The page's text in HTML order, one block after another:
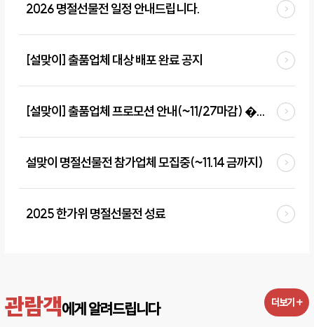
2026 명절선물전 일정 안내드립니다.
[설맞이] 출품업체 대상 배포 완료 공지
[설맞이] 출품업체 프로모션 안내(~11/27마감) �...
설맞이 명절선물전 참가업체 모집중(~11.14 금까지)
2025 한가위 명절선물전 성료
관람객에게 알려드립니다 더보기 +